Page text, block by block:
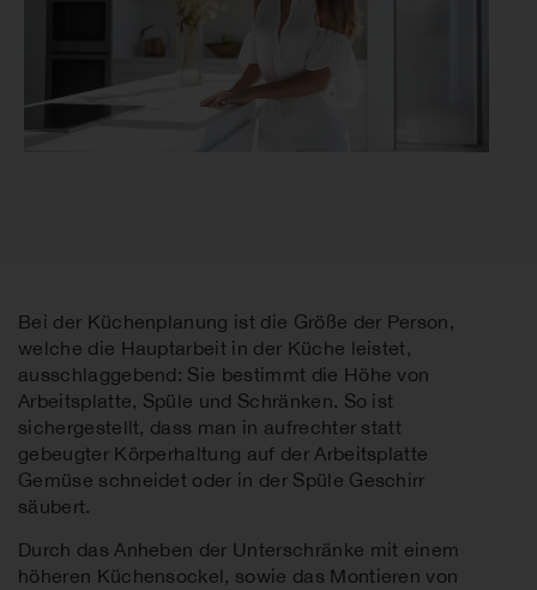
Bei der Küchenplanung ist die Größe der Person,
welche die Hauptarbeit in der Küche leistet,
ausschlaggebend: Sie bestimmt die Höhe von
Arbeitsplatte, Spüle und Schränken. So ist
sichergestellt, dass man in aufrechter statt
gebeugter Körperhaltung auf der Arbeitsplatte
Gemüse schneidet oder in der Spüle Geschirr
säubert.
Durch das Anheben der Unterschränke mit einem
höheren Küchensockel, sowie das Montieren von